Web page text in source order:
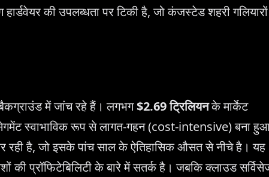
हार्डवेयर की उपलब्धता पर टिकी है, जो कंजस्टेड शहरी
में जांच रहे हैं। लगभग$2.69 ट्रिलियनके मार्केट
स्वाभाविक रूप से लागत-गहन (cost-intensive) बना
है, जो इसके पांच साल के ऐतिहासिक औसत से नीचे है। यह
की प्रॉफिटेबिलिटी के बारे में सतर्क है। जबकि क्लाउड